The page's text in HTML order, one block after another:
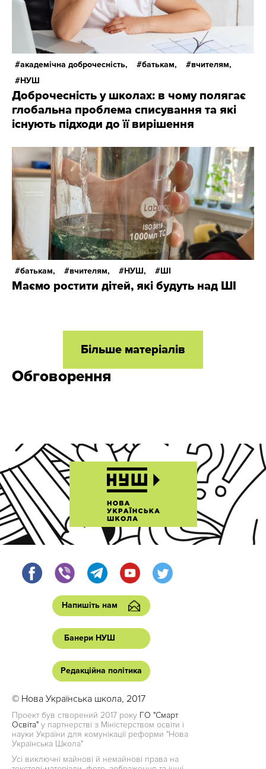
академічна доброчесність, батькам,
вчителям,
НУШ
Доброчесність у школах: в чому полягає
глобальна проблема списування та які
існують підходи до її вирішення
батькам, вчителям, НУШ, ШІ
Маємо ростити дітей, які будуть над ШІ
Більше матеріалів
Обговорення
Напишіть нам
Банери НУШ
Редакційна політика
© Нова Українська школа, 2017
Проект був створений 2017 року ГО "Смарт
Освіта" у партнерстві з Міністерством освіти і
науки України для комунікації реформи "Нова
Українська Школа"
Усі виключні майнові й немайнові права на